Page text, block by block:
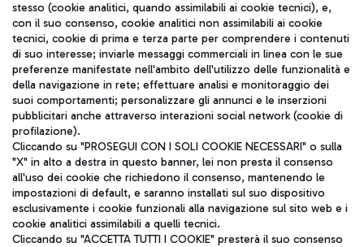
TRAVEL JOURNAL
ITA
Aeroporti di Roma S.p.A. - Società soggetta a direzione e
coordinamento di Mundys S.p.A.
stesso (cookie analitici, quando assimilabili ai cookie tecnici), e,
con il suo consenso, cookie analitici non assimilabili ai cookie
tecnici, cookie di prima e terza parte per comprendere i contenuti
di suo interesse; inviarle messaggi commerciali in linea con le sue
preferenze manifestate nell'ambito dell'utilizzo delle funzionalità e
della navigazione in rete; effettuare analisi e monitoraggio dei
suoi comportamenti; personalizzare gli annunci e le inserzioni
pubblicitari anche attraverso interazioni social network (cookie di
profilazione).
Cliccando su "PROSEGUI CON I SOLI COOKIE NECESSARI" o sulla
"X" in alto a destra in questo banner, lei non presta il consenso
all'uso dei cookie che richiedono il consenso, mantenendo le
impostazioni di default, e saranno installati sul suo dispositivo
esclusivamente i cookie funzionali alla navigazione sul sito web e i
cookie analitici assimilabili a quelli tecnici.
Cliccando su "ACCETTA TUTTI I COOKIE" presterà il suo consenso